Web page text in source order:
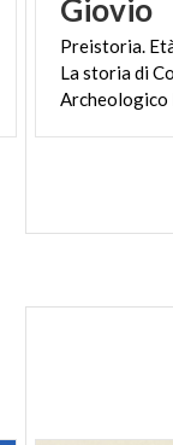
Giovio
Preistoria.
La storia di